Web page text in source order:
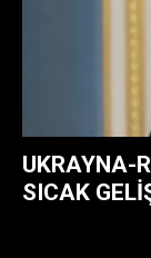
UKRAYNA-
SICAK